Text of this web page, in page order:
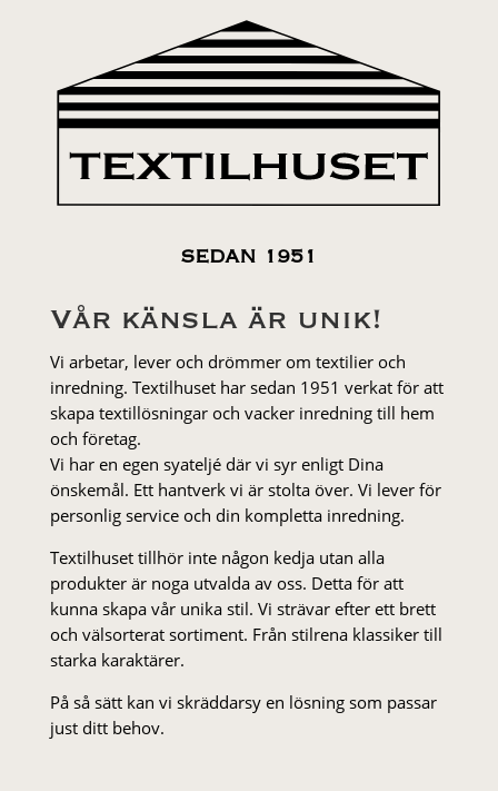
SEDAN 1951
Vår känsla är unik!
Vi arbetar, lever och drömmer om textilier och
inredning. Textilhuset har sedan 1951 verkat för att
skapa textillösningar och vacker inredning till hem
och företag.
Vi har en egen syateljé där vi syr enligt Dina
önskemål. Ett hantverk vi är stolta över. Vi lever för
personlig service och din kompletta inredning.
Textilhuset tillhör inte någon kedja utan alla
produkter är noga utvalda av oss. Detta för att
kunna skapa vår unika stil. Vi strä­var efter ett brett
och välsorterat sor­ti­ment. Från stil­rena klas­siker till
starka karaktärer.
På så sätt kan vi skräddarsy en lösning som passar
just ditt behov.